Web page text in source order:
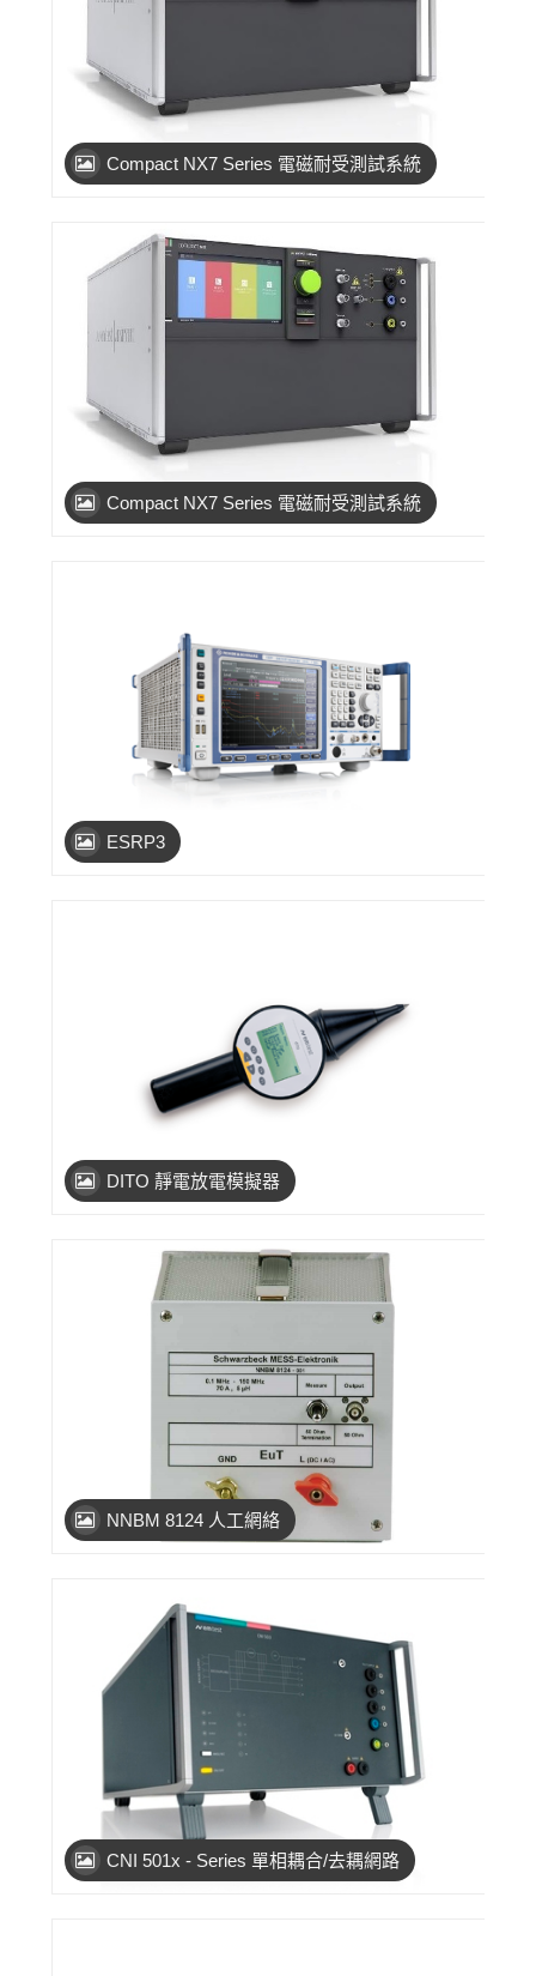
Compact NX7 Series 電磁耐受測試系統
Compact NX7 Series 電磁耐受測試系統
ESRP3
DITO 靜電放電模擬器
NNBM 8124 人工網絡
CNI 501x - Series 單相耦合/去耦網路